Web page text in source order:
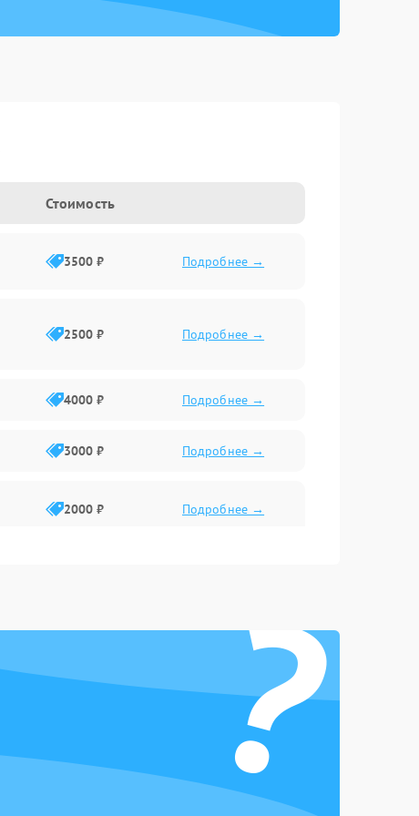
Стоимость
3500 ₽ Подробнее →
2500 ₽ Подробнее →
4000 ₽ Подробнее →
3000 ₽ Подробнее →
2000 ₽ Подробнее →
?